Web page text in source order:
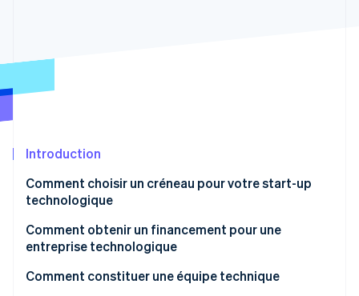
Constitution de start-up
Identity
Découvrez comment Stripe construit l’infrastructure
Introduction
Comment choisir un créneau pour votre start-up
technologique
Comment obtenir un financement pour une
entreprise technologique
Comment constituer une équipe technique